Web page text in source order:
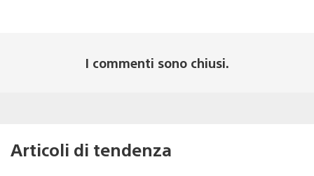
I commenti sono chiusi.
Articoli di tendenza